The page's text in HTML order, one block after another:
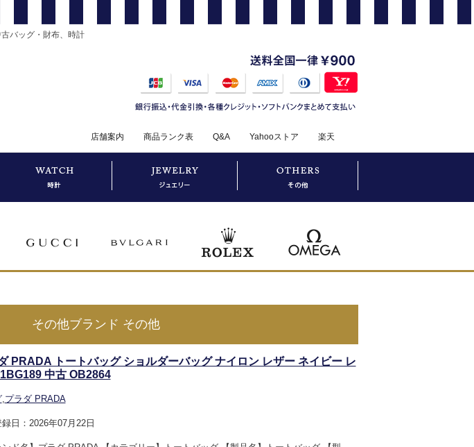
バッグ・財布、時計
店舗案内 商品ランク表 Q&A Yahooストア 楽天
その他ブランド その他
PRADA トートバッグ ショルダーバッグ ナイロン レザー ネイビー レ
中古 OB2864
,プラダ PRADA
日：2026年07月22日